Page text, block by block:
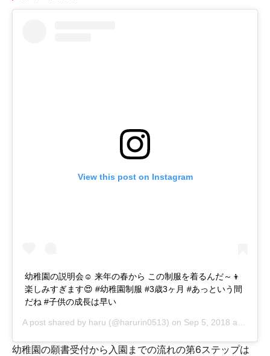
View this post on Instagram
幼稚園の説明会☺ 来年の春から この制服を着るんだ～👦
楽しみすぎます😍 #幼稚園制服 #3歳3ヶ月 #あっという間
だね #子供の成長は早い
A post shared by haru (@harurin0513) on Sep 5, 2018 at 4:05am PDT
幼稚園の願書受付から入園までの流れの第6ステップは